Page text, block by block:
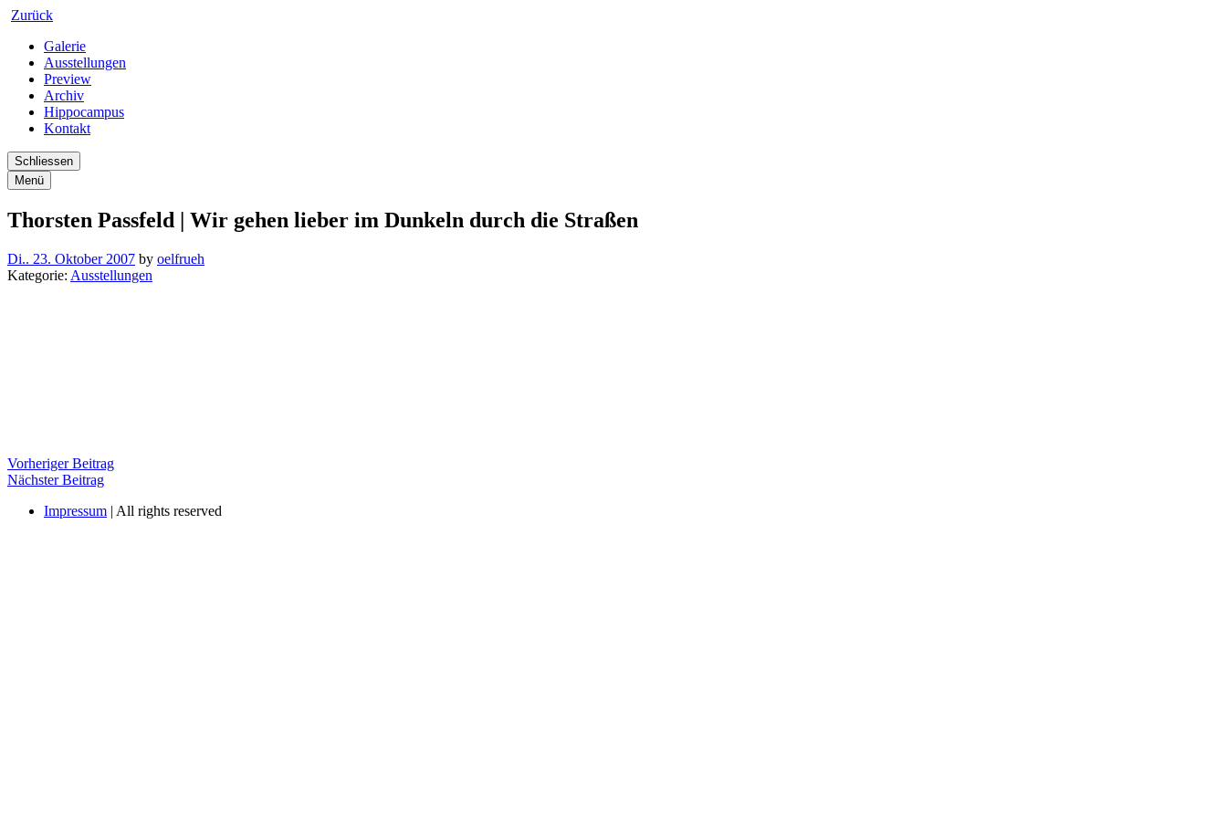
Zurück
Galerie
Ausstellungen
Preview
Archiv
Hippocampus
Kontakt
Schliessen
Menü
Thorsten Passfeld | Wir gehen lieber im Dunkeln durch die Straßen
Di.. 23. Oktober 2007 by oelfrueh
Kategorie: Ausstellungen
Beitragsnavigation
Vorheriger BeitragVorheriger
Nächster BeitragNächster
Impressum | All rights reserved